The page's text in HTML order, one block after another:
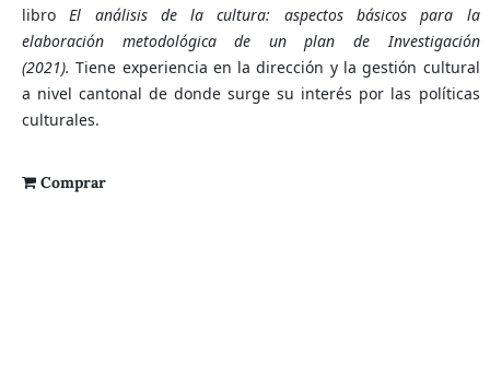
libroEl análisis de la cultura: aspectos básicos para la
elaboración metodológica de un plan de Investigación
(2021).Tiene experiencia en la dirección y la gestión cultural
a nivel cantonal de donde surge su interés por las políticas
culturales.
Comprar